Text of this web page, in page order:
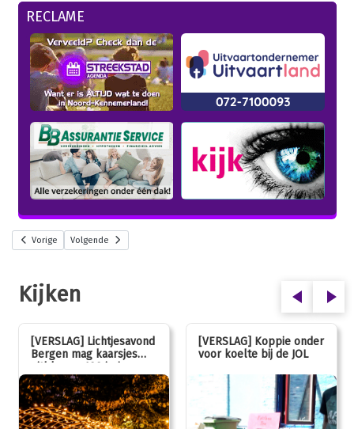
RECLAME
Vorige Volgende
Kijken
[VERSLAG] Lichtjesavond
Bergen mag kaarsjes
uitblazen: 100 jarig
jubileum!
[VERSLAG] Koppie onder
voor koelte bij de JOL